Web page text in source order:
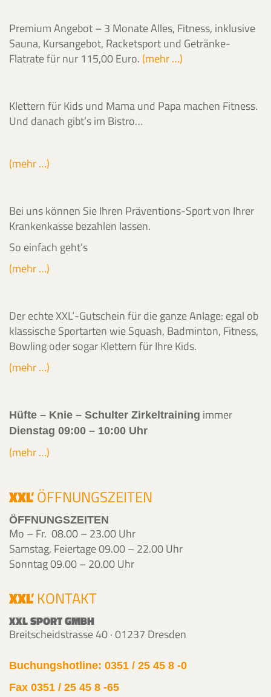
Premium Angebot – 3 Monate Alles, Fitness, inklusive
Sauna, Kursangebot, Racketsport und Getränke-
Flatrate für nur 115,00 Euro. (mehr …)
Klettern für Kids und Mama und Papa machen Fitness.
Und danach gibt’s im Bistro…
(mehr …)
Bei uns können Sie Ihren Präventions-Sport von Ihrer
Krankenkasse bezahlen lassen.
So einfach geht’s
(mehr …)
Der echte XXL‘-Gutschein für die ganze Anlage: egal ob
klassische Sportarten wie Squash, Badminton, Fitness,
Bowling oder sogar Klettern für Ihre Kids.
(mehr …)
Hüfte – Knie – Schulter Zirkeltraining immer
Dienstag 09:00 – 10:00 Uhr
(mehr …)
XXL
'ÖFFNUNGSZEITEN
ÖFFNUNGSZEITEN
Mo – Fr. 08.00 – 23.00 Uhr
Samstag, Feiertage 09.00 – 22.00 Uhr
Sonntag 09.00 – 20.00 Uhr
XXL
'KONTAKT
XXL SPORT GMBH
Breitscheidstrasse 40 · 01237 Dresden
Buchungshotline: 0351 / 25 45 8 -0
Fax 0351 / 25 45 8 -65